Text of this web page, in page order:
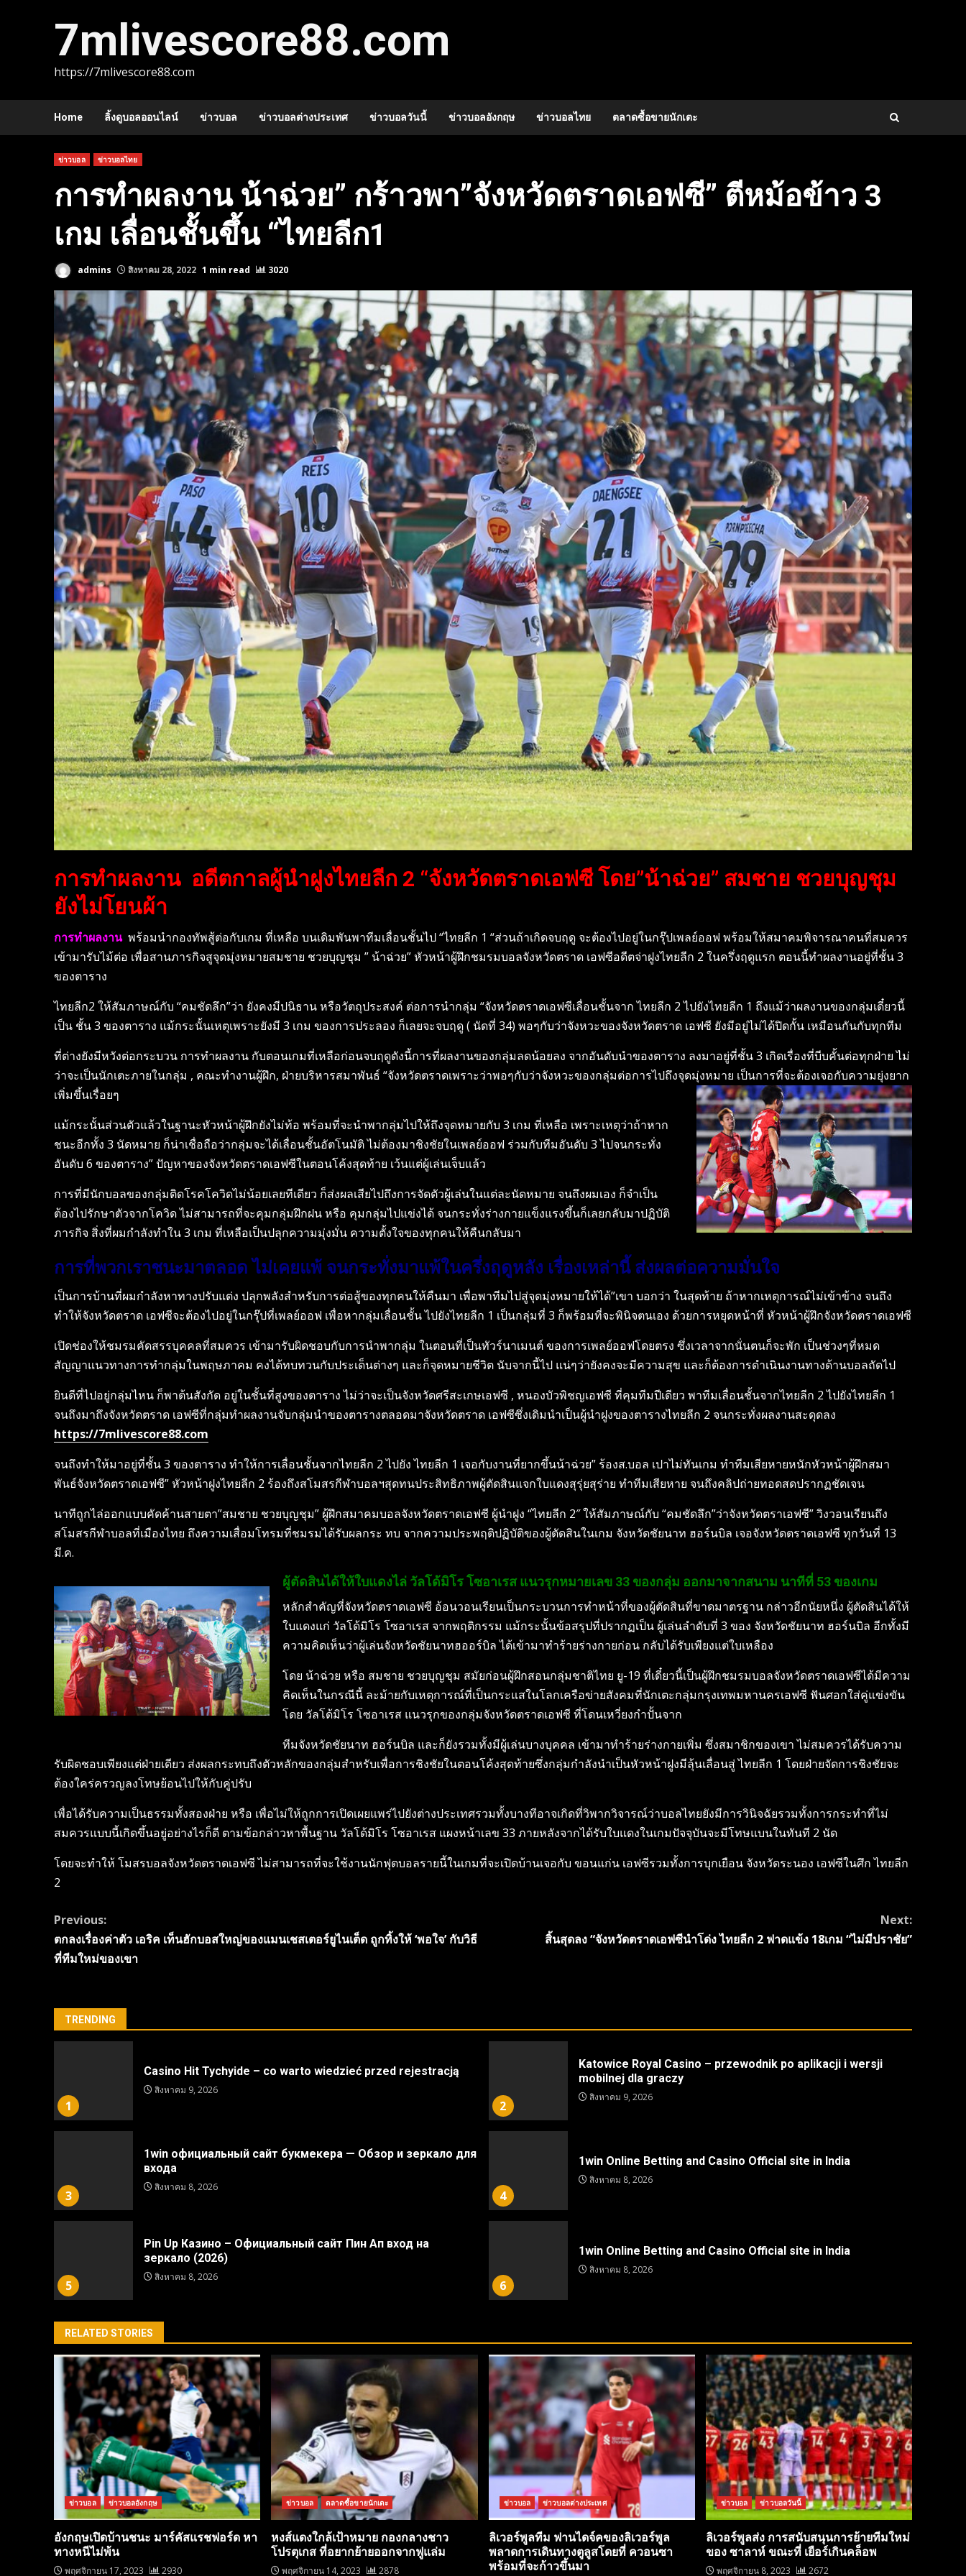
7mlivescore88.com
https://7mlivescore88.com
Home ลิ้งดูบอลออนไลน์ ข่าวบอล ข่าวบอลต่างประเทศ ข่าวบอลวันนี้ ข่าวบอลอังกฤษ ข่าวบอลไทย ตลาดซื้อขายนักเตะ
ข่าวบอล ข่าวบอลไทย
การทำผลงาน น้าฉ่วย” กร้าวพา”จังหวัดตราดเอฟซี” ตีหม้อข้าว 3
เกม เลื่อนชั้นขึ้น “ไทยลีก1
admins สิงหาคม 28, 2022 1 min read 3020
การทำผลงาน อดีตกาลผู้นำฝูงไทยลีก 2 “จังหวัดตราดเอฟซี โดย”น้าฉ่วย” สมชาย ชวยบุญชุม
ยังไม่โยนผ้า
การทำผลงาน พร้อมนำกองทัพสู้ต่อกับเกม ที่เหลือ บนเดิมพันพาทีมเลื่อนชั้นไป “ไทยลีก 1 “ส่วนถ้าเกิดจบฤดู จะต้องไปอยู่ในกรุ๊ปเพลย์ออฟ พร้อมให้สมาคมพิจารณาคนที่สมควร
เข้ามารับไม้ต่อ เพื่อสานภารกิจสูจุดมุ่งหมายสมชาย ชวยบุญชุม ” น้าฉ่วย” หัวหน้าผู้ฝึกชมรมบอลจังหวัดตราด เอฟซีอดีตจ่าฝูงไทยลีก 2 ในครึ่งฤดูแรก ตอนนี้ทำผลงานอยู่ที่ชั้น 3
ของตาราง
ไทยลีก2 ให้สัมภาษณ์กับ “คมชัดลึก”ว่า ยังคงมีปนิธาน หรือวัตถุประสงค์ ต่อการนำกลุ่ม “จังหวัดตราดเอฟซีเลื่อนชั้นจาก ไทยลีก 2 ไปยังไทยลีก 1 ถึงแม้ว่าผลงานของกลุ่มเดี๋ยวนี้
เป็น ชั้น 3 ของตาราง แม้กระนั้นเหตุเพราะยังมี 3 เกม ของการประลอง ก็เลยจะจบฤดู ( นัดที่ 34) พอๆกับว่าจังหวะของจังหวัดตราด เอฟซี ยังมีอยู่ไม่ได้ปิดกั้น เหมือนกันกับทุกทีม
ที่ต่างยังมีหวังต่อกระบวน การทำผลงาน กับตอนเกมที่เหลือก่อนจบฤดูดังนี้การที่ผลงานของกลุ่มลดน้อยลง จากอันดับนำของตาราง ลงมาอยู่ที่ชั้น 3 เกิดเรื่องที่บีบคั้นต่อทุกฝ่าย ไม่
ว่าจะเป็นนักเตะภายในกลุ่ม , คณะทำงานผู้ฝึก, ฝ่ายบริหารสมาพันธ์ “จังหวัดตราดเพราะว่าพอๆกับว่าจังหวะของกลุ่มต่อการไปถึงจุดมุ่งหมาย เป็นการที่จะต้องเจอกับความยุ่งยาก
เพิ่มขึ้นเรื่อยๆ
แม้กระนั้นส่วนตัวแล้วในฐานะหัวหน้าผู้ฝึกยังไม่ท้อ พร้อมที่จะนำพากลุ่มไปให้ถึงจุดหมายกับ 3 เกม ที่เหลือ เพราะเหตุว่าถ้าหาก
ชนะอีกทั้ง 3 นัดหมาย ก็น่าเชื่อถือว่ากลุ่มจะได้เลื่อนชั้นอัตโนมัติ ไม่ต้องมาชิงชัยในเพลย์ออฟ ร่วมกับทีมอันดับ 3 ไปจนกระทั่ง
อันดับ 6 ของตาราง” ปัญหาของจังหวัดตราดเอฟซีในตอนโค้งสุดท้าย เว้นแต่ผู้เล่นเจ็บแล้ว
การที่มีนักบอลของกลุ่มติดโรคโควิดไม่น้อยเลยทีเดียว ก็ส่งผลเสียไปถึงการจัดตัวผู้เล่นในแต่ละนัดหมาย จนถึงผมเอง ก็จำเป็น
ต้องไปรักษาตัวจากโควิด ไม่สามารถที่จะคุมกลุ่มฝึกฝน หรือ คุมกลุ่มไปแข่งได้ จนกระทั่งร่างกายแข็งแรงขึ้นก็เลยกลับมาปฏิบัติ
ภารกิจ สิ่งที่ผมกำลังทำใน 3 เกม ที่เหลือเป็นปลุกความมุ่งมั่น ความตั้งใจของทุกคนให้คืนกลับมา
การที่พวกเราชนะมาตลอด ไม่เคยแพ้ จนกระทั่งมาแพ้ในครึ่งฤดูหลัง เรื่องเหล่านี้ ส่งผลต่อความมั่นใจ
เป็นการบ้านที่ผมกำลังหาทางปรับแต่ง ปลุกพลังสำหรับการต่อสู้ของทุกคนให้คืนมา เพื่อพาทีมไปสู่จุดมุ่งหมายให้ได้”เขา บอกว่า ในสุดท้าย ถ้าหากเหตุการณ์ไม่เข้าข้าง จนถึง
ทำให้จังหวัดตราด เอฟซีจะต้องไปอยู่ในกรุ๊ปที่เพลย์ออฟ เพื่อหากลุ่มเลื่อนชั้น ไปยังไทยลีก 1 เป็นกลุ่มที่ 3 ก็พร้อมที่จะพินิจตนเอง ด้วยการหยุดหน้าที่ หัวหน้าผู้ฝึกจังหวัดตราดเอฟซี
เปิดช่องให้ชมรมคัดสรรบุคคลที่สมควร เข้ามารับผิดชอบกับการนำพากลุ่ม ในตอนที่เป็นทัวร์นาเมนต์ ของการเพลย์ออฟโดยตรง ซึ่งเวลาจากนั่นตนก็จะพัก เป็นช่วงๆที่หมด
สัญญาแนวทางการทำกลุ่มในพฤษภาคม คงได้ทบทวนกับประเด็นต่างๆ และก็จุดหมายชีวิต นับจากนี้ไป แน่ๆว่ายังคงจะมีความสุข และก็ต้องการดำเนินงานทางด้านบอลถัดไป
ยินดีที่ไปอยู่กลุ่มไหน ก็พาต้นสังกัด อยู่ในชั้นที่สูงของตาราง ไม่ว่าจะเป็นจังหวัดศรีสะเกษเอฟซี , หนองบัวพิชญเอฟซี ที่คุมทีมปีเดียว พาทีมเลื่อนชั้นจากไทยลีก 2 ไปยังไทยลีก 1
จนถึงมาถึงจังหวัดตราด เอฟซีที่กลุ่มทำผลงานจับกลุ่มนำของตารางตลอดมาจังหวัดตราด เอฟซีซึ่งเดิมนำเป็นผู้นำฝูงของตารางไทยลีก 2 จนกระทั่งผลงานสะดุดลง
https://7mlivescore88.com
จนถึงทำให้มาอยู่ที่ชั้น 3 ของตาราง ทำให้การเลื่อนชั้นจากไทยลีก 2 ไปยัง ไทยลีก 1 เจอกับงานที่ยากขึ้นน้าฉ่วย” ร้องส.บอล​ เปาไม่ทันเกม​ ทำทีมเสียหายหนักหัวหน้าผู้ฝึกสมา
พันธ์จังหวัดตราด​เอฟซี​” หัวหน้าฝูงไทยลีก​ 2​ ร้องถึงสโมสรกีฬาบอลฯสุดทนประสิทธิภาพผู้ตัดสินแจกใบแดงสุรุ่ยสุร่าย​ ทำทีมเสียหาย​ จนถึงคลิปถ่ายทอดสดปรากฏชัดเจน
นาทีถูกไล่ออกแบบคัดค้านสายตา”สมชาย ชวยบุญชุม” ผู้ฝึกสมาคมบอลจังหวัดตราด​เอฟซี​ ผู้นำฝูง “ไทยลีก​ 2″​ ให้สัมภาษณ์กับ​ “คมชัดลึก”ว่าจังหวัดตราเอฟซี” วิงวอนเรียนถึง
สโมสรกีฬาบอลที่เมืองไทย​ ถึงความเสื่อมโทรมที่ชมรมได้รับผลกระ ทบ​ จากความประพฤติปฏิบัติของผู้ตัดสินในเกม​ จังหวัดชัยนาท ​ฮอร์นบิล​ เจอ​จังหวัดตราด​เอฟซี​ ทุกวันที่ 13
มี.ค.
ผู้ตัดสิน​ได้ให้ใบแดงไล่ วัลโด้มิโร โซอาเรส แนวรุกหมายเลข 33 ของกลุ่ม ออกมาจากสนาม​ นาทีที่ 53 ของเกม
หลักสำคัญที่จังหวัดตราด​เอฟซี​ อ้อนวอนเรียนเป็นกระบวนการทำหน้าที่ของผู้ตัดสินที่ขาดมาตรฐาน​ กล่าวอีกนัยหนึ่ง​ ผู้ตัดสินได้ให้
ใบแดงแก่ วัลโด้มิโร โซอาเรส จากพฤติกรรม​ แม้กระนั้น​ข้อสรุปที่ปรากฏเป็น​ ผู้เล่นลำดับที่ 3 ของ จังหวัดชัยนาท ​ฮอร์นบิล อีกทั้งมี
ความคิดเห็นว่าผู้เล่นจังหวัดชัยนาทฮออร์บิล​ ได้เข้ามาทำร้ายร่างกายก่อน กลับได้รับเพียงแต่ใบเหลือง
โดย น้าฉ่วย หรือ สมชาย ชวยบุญชุม สมัยก่อนผู้ฝึกสอนกลุ่มชาติไทย ยู-19 ที่เดี๋ยวนี้เป็นผู้ฝึกชมรมบอลจังหวัดตราด​เอฟซี​ได้มีความ
คิดเห็นในกรณีนี้ ละม้ายกับเหตุการณ์ที่เป็นกระแสในโลกเครือข่ายสังคมที่นักเตะกลุ่มกรุงเทพมหานครเอฟซี ฟันศอกใส่คู่แข่งขัน
โดย วัลโด้มิโร โซอาเรส แนวรุกของกลุ่มจังหวัดตราดเอฟซี ที่โดนเหวี่ยงกำปั้นจาก
ทีมจังหวัดชัยนาท ​ฮอร์นบิล​ และก็ยังรวมทั้งมีผู้เล่นบางบุคคล เข้ามาทำร้ายร่างกายเพิ่ม ซึ่งสมาชิกของเขา ไม่สมควรได้รับความ
รับผิดชอบเพียงแต่ฝ่ายเดียว ส่งผลกระทบถึงตัวหลักของกลุ่มสำหรับเพื่อการชิงชัยในตอนโค้งสุดท้ายซึ่งกลุ่มกำลังนำเป็นหัวหน้าฝูงมีลุ้นเลื่อนสู่ ไทยลีก 1 โดยฝ่ายจัดการชิงชัยจะ
ต้องใคร่ครวญลงโทษย้อนไปให้กับคู่ปรับ
เพื่อได้รับความเป็นธรรมทั้งสองฝ่าย หรือ เพื่อไม่ให้ถูกการเปิดเผยแพร่ไปยังต่างประเทศรวมทั้งบางทีอาจเกิดที่วิพากวิจารณ์ว่าบอลไทยยังมีการวินิจฉัยรวมทั้งการกระทำที่ไม่
สมควรแบบนี้เกิดขึ้นอยู่อย่างไรก็ดี ตามข้อกล่าวหาพื้นฐาน วัลโด้มิโร โซอาเรส แผงหน้าเลข 33 ภายหลังจากได้รับใบแดงในเกมปัจจุบันจะมีโทษแบนในทันที 2 นัด
โดยจะทำให้ โมสรบอลจังหวัดตราด​เอฟซี​ ไม่สามารถที่จะใช้งานนักฟุตบอลรายนี้ในเกมที่จะเปิดบ้านเจอกับ ขอนแก่น เอฟซีรวมทั้งการบุกเยือน จังหวัดระนอง เอฟซีในศึก ไทยลีก
2
Continue
Reading
Previous:
ตกลงเรื่องค่าตัว เอริค เท็นฮักบอสใหญ่ของแมนเชสเตอร์ยูไนเต็ด ถูกทิ้งให้ ‘พอใจ’ กับวิธี
ที่ทีมใหม่ของเขา
Next:
สิ้นสุดลง “จังหวัดตราดเอฟซีนำโด่ง ไทยลีก 2 ฟาดแข้ง 18เกม “ไม่มีปราชัย”
TRENDING
1
Casino Hit Tychyide – co warto wiedzieć przed rejestracją
สิงหาคม 9, 2026
2
Katowice Royal Casino – przewodnik po aplikacji i wersji
mobilnej dla graczy
สิงหาคม 9, 2026
3
1win официальный сайт букмекера — Обзор и зеркало для
входа
สิงหาคม 8, 2026
4
1win Online Betting and Casino Official site in India
สิงหาคม 8, 2026
5
Pin Up Казино – Официальный сайт Пин Ап вход на
зеркало (2026)
สิงหาคม 8, 2026
6
1win Online Betting and Casino Official site in India
สิงหาคม 8, 2026
RELATED STORIES
ข่าวบอล ข่าวบอลอังกฤษ
อังกฤษเปิดบ้านชนะ มาร์คัสแรชฟอร์ด หา
ทางหนีไม่พ้น
พฤศจิกายน 17, 2023 2930
ข่าวบอล ตลาดซื้อขายนักเตะ
หงส์แดงใกล้เป้าหมาย กองกลางชาว
โปรตุเกส ที่อยากย้ายออกจากฟูแล่ม
พฤศจิกายน 14, 2023 2878
ข่าวบอล ข่าวบอลต่างประเทศ
ลิเวอร์พูลทีม ฟานไดจ์คของลิเวอร์พูล
พลาดการเดินทางตูลูสโดยที่ ควอนซา
พร้อมที่จะก้าวขึ้นมา
ข่าวบอล ข่าวบอลวันนี้
ลิเวอร์พูลส่ง การสนับสนุนการย้ายทีมใหม่
ของ ซาลาห์ ขณะที่ เยือร์เกินคล็อพ
พฤศจิกายน 8, 2023 2672